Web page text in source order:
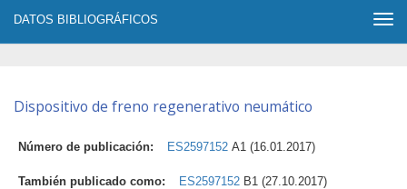
DATOS BIBLIOGRÁFICOS
Dispositivo de freno regenerativo neumático
Número de publicación: ES2597152 A1 (16.01.2017)
También publicado como: ES2597152 B1 (27.10.2017)